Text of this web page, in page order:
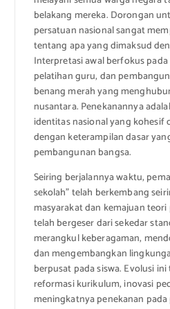
belakang mereka. Dorongan
persatuan nasional sangat
tentang apa yang dimaksud
Interpretasi awal berfokus
pelatihan guru, dan
benang merah yang
nusantara. Penekanannya
identitas nasional yang kohesif
dengan keterampilan dasar
pembangunan bangsa.
Seiring berjalannya waktu,
sekolah” telah berkembang
masyarakat dan kemajuan
telah bergeser dari sekedar
merangkul keberagaman,
dan mengembangkan
berpusat pada siswa. Evolusi
reformasi kurikulum, inovasi
meningkatnya penekanan